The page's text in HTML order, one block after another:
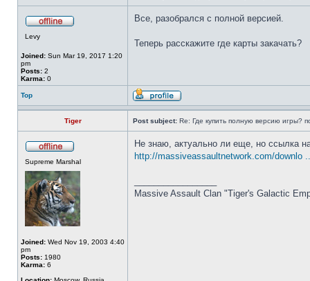
Levy
Joined: Sun Mar 19, 2017 1:20
pm
Posts: 2
Karma: 0
Все, разобрался с полной версией.
Теперь расскажите где карты закачать?
Top
Tiger Post subject: Re: Где купить полную версию игры?
Supreme Marshal
Joined: Wed Nov 19, 2003 4:40
pm
Posts: 1980
Karma: 6
Не знаю, актуально ли еще, но ссылка
http://massiveassaultnetwork.com/downlo
Massive Assault Clan "Tiger's Galactic